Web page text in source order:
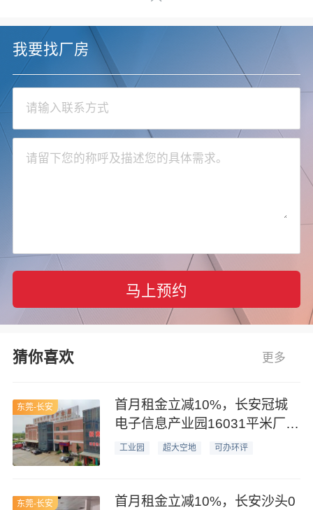
我要找厂房
马上预约
猜你喜欢 更多
东莞-长安
首月租金立减10%，长安冠城
电子信息产业园16031平米厂房
仓库业主直租
工业园 超大空地 可办环评
东莞-长安
首月租金立减10%，长安沙头0